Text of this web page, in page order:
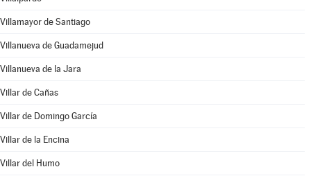
Villamayor de Santiago
Villanueva de Guadamejud
Villanueva de la Jara
Villar de Cañas
Villar de Domingo García
Villar de la Encina
Villar del Humo